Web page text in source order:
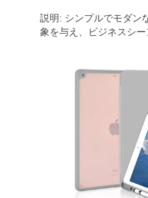
説明: シンプルでモダン
象を与え、ビジネスシー